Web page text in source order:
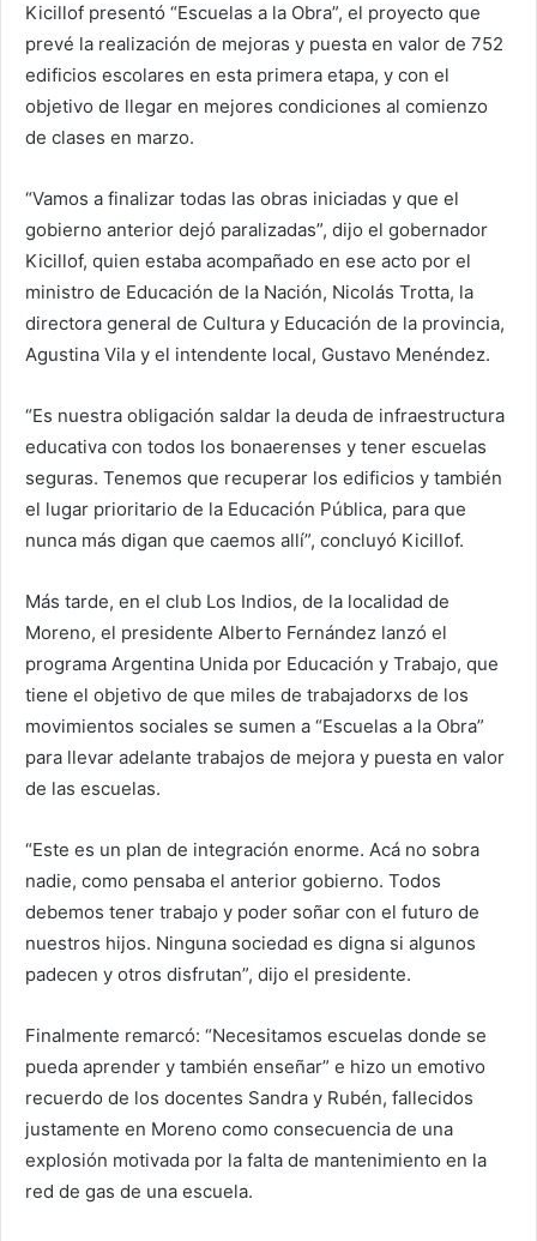
Kicillof presentó “Escuelas a la Obra”, el proyecto que
prevé la realización de mejoras y puesta en valor de 752
edificios escolares en esta primera etapa, y con el
objetivo de llegar en mejores condiciones al comienzo
de clases en marzo.
“Vamos a finalizar todas las obras iniciadas y que el
gobierno anterior dejó paralizadas”, dijo el gobernador
Kicillof, quien estaba acompañado en ese acto por el
ministro de Educación de la Nación, Nicolás Trotta, la
directora general de Cultura y Educación de la provincia,
Agustina Vila y el intendente local, Gustavo Menéndez.
“Es nuestra obligación saldar la deuda de infraestructura
educativa con todos los bonaerenses y tener escuelas
seguras. Tenemos que recuperar los edificios y también
el lugar prioritario de la Educación Pública, para que
nunca más digan que caemos allí”, concluyó Kicillof.
Más tarde, en el club Los Indios, de la localidad de
Moreno, el presidente Alberto Fernández lanzó el
programa Argentina Unida por Educación y Trabajo, que
tiene el objetivo de que miles de trabajadorxs de los
movimientos sociales se sumen a “Escuelas a la Obra”
para llevar adelante trabajos de mejora y puesta en valor
de las escuelas.
“Este es un plan de integración enorme. Acá no sobra
nadie, como pensaba el anterior gobierno. Todos
debemos tener trabajo y poder soñar con el futuro de
nuestros hijos. Ninguna sociedad es digna si algunos
padecen y otros disfrutan”, dijo el presidente.
Finalmente remarcó: “Necesitamos escuelas donde se
pueda aprender y también enseñar” e hizo un emotivo
recuerdo de los docentes Sandra y Rubén, fallecidos
justamente en Moreno como consecuencia de una
explosión motivada por la falta de mantenimiento en la
red de gas de una escuela.